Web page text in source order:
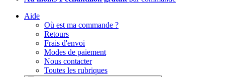
Aide
Où est ma commande ?
Retours
Frais d'envoi
Modes de paiement
Nous contacter
Toutes les rubriques